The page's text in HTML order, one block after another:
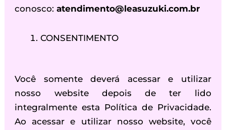
conosco:atendimento@leasuzuki.com.br
CONSENTIMENTO
Você somente deverá acessar e utilizar
nosso website depois de ter lido
integralmente esta Política de Privacidade.
Ao acessar e utilizar nosso website, você